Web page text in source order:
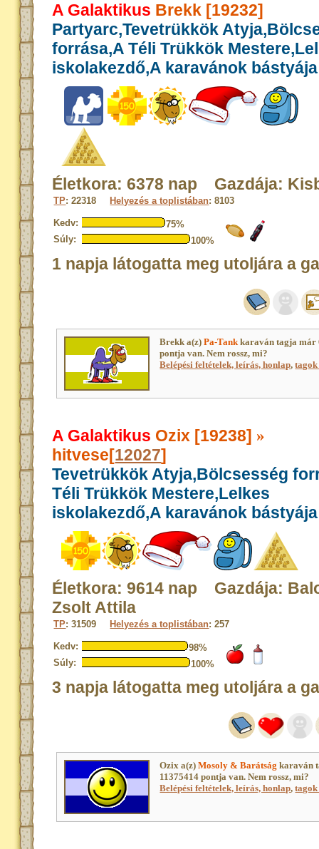
A Galaktikus Brekk [19232]
Partyarc,Tevetrükkök
forrása,A Téli Trükkök
iskolakezdő,A karavánok bástyája
Életkora: 6378 nap Gazdája:
TP: 22318 Helyezés a toplistában: 8103
Kedv:
75%
Súly:
100%
1 napja látogatta meg utoljára a
Brekk a(z)Pa-Tankkaraván tagja már
pontja van. Nem rossz, mi?
Belépési feltételek, leírás, honlap,
A Galaktikus Ozix [19238] »
hitvese[12027]
Tevetrükkök Atyja,Bölcsesség
Téli Trükkök Mestere,Lelkes
iskolakezdő,A karavánok bástyája
Életkora: 9614 nap Gazdája:
Zsolt Attila
TP: 31509 Helyezés a toplistában: 257
Kedv:
98%
Súly:
100%
3 napja látogatta meg utoljára a
Ozix a(z)Mosoly & Barátság karaván
11375414 pontja van. Nem rossz, mi?
Belépési feltételek, leírás, honlap,